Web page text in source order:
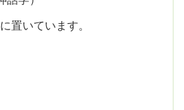
置いています。